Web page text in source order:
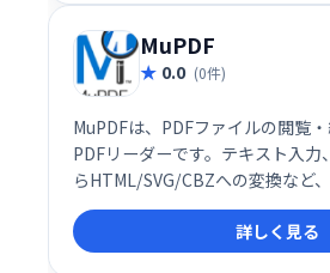
MuPDF
0.0 (0件)
MuPDFは、PDFファイルの閲覧
PDFリーダーです。テキスト入力
らHTML/SVG/CBZへの変換など
います。Javascriptによるスク
低メモリ環境でも快適にPDFを操
す。
詳しく見る